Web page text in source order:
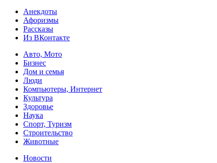
Анекдоты
Афоризмы
Рассказы
Из ВКонтакте
Авто, Мото
Бизнес
Дом и семья
Люди
Компьютеры, Интернет
Культура
Здоровье
Наука
Спорт, Туризм
Строительство
Животные
Новости